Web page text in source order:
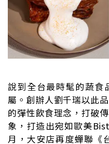
說到全台最時髦的蔬食
屬。創辦人劉千瑞以此
的彈性飲食理念，打破
象，打造出宛如歐美
月，大安店再度蟬聯《